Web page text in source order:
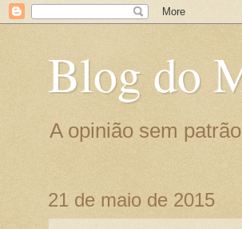
Blog do
A opinião sem
21 de maio de 2015